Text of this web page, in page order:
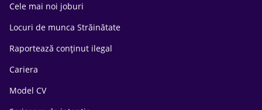
Cele mai noi joburi
Locuri de munca Străinătate
Raportează conținut ilegal
Cariera
Model CV